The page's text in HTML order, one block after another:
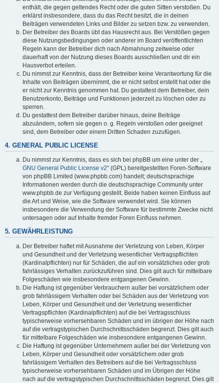
enthält, die gegen geltendes Recht oder die guten Sitten verstoßen. Du
erklärst insbesondere, dass du das Recht besitzt, die in deinen
Beiträgen verwendeten Links und Bilder zu setzen bzw. zu verwenden.
Der Betreiber des Boards übt das Hausrecht aus. Bei Verstößen gegen
diese Nutzungsbedingungen oder anderer im Board veröffentlichten
Regeln kann der Betreiber dich nach Abmahnung zeitweise oder
dauerhaft von der Nutzung dieses Boards ausschließen und dir ein
Hausverbot erteilen.
Du nimmst zur Kenntnis, dass der Betreiber keine Verantwortung für die
Inhalte von Beiträgen übernimmt, die er nicht selbst erstellt hat oder die
er nicht zur Kenntnis genommen hat. Du gestattest dem Betreiber, dein
Benutzerkonto, Beiträge und Funktionen jederzeit zu löschen oder zu
sperren.
Du gestattest dem Betreiber darüber hinaus, deine Beiträge
abzuändern, sofern sie gegen o. g. Regeln verstoßen oder geeignet
sind, dem Betreiber oder einem Dritten Schaden zuzufügen.
4. GENERAL PUBLIC LICENSE
Du nimmst zur Kenntnis, dass es sich bei phpBB um eine unter der „
GNU General Public License v2“ (GPL) bereitgestellten Foren-Software
von phpBB Limited (www.phpbb.com) handelt; deutschsprachige
Informationen werden durch die deutschsprachige Community unter
www.phpbb.de zur Verfügung gestellt. Beide haben keinen Einfluss auf
die Art und Weise, wie die Software verwendet wird. Sie können
insbesondere die Verwendung der Software für bestimmte Zwecke nicht
untersagen oder auf Inhalte fremder Foren Einfluss nehmen.
5. GEWÄHRLEISTUNG
Der Betreiber haftet mit Ausnahme der Verletzung von Leben, Körper
und Gesundheit und der Verletzung wesentlicher Vertragspflichten
(Kardinalpflichten) nur für Schäden, die auf ein vorsätzliches oder grob
fahrlässiges Verhalten zurückzuführen sind. Dies gilt auch für mittelbare
Folgeschäden wie insbesondere entgangenen Gewinn.
Die Haftung ist gegenüber Verbrauchern außer bei vorsätzlichem oder
grob fahrlässigem Verhalten oder bei Schäden aus der Verletzung von
Leben, Körper und Gesundheit und der Verletzung wesentlicher
Vertragspflichten (Kardinalpflichten) auf die bei Vertragsschluss
typischerweise vorhersehbaren Schäden und im übrigen der Höhe nach
auf die vertragstypischen Durchschnittsschäden begrenzt. Dies gilt auch
für mittelbare Folgeschäden wie insbesondere entgangenen Gewinn.
Die Haftung ist gegenüber Unternehmern außer bei der Verletzung von
Leben, Körper und Gesundheit oder vorsätzlichem oder grob
fahrlässigem Verhalten des Betreibers auf die bei Vertragsschluss
typischerweise vorhersehbaren Schäden und im Übrigen der Höhe
nach auf die vertragstypischen Durchschnittsschäden begrenzt. Dies gilt